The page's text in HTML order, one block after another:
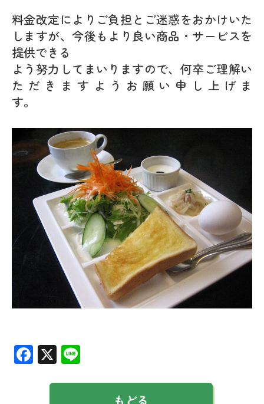
料金改定によりご負担とご迷惑をおかけいた
しますが、今後もより良い商品・サービスを
提供できる
よう努力してまいりますので、何卒ご理解い
ただきますようお願い申し上げま
す。
Facebook
X